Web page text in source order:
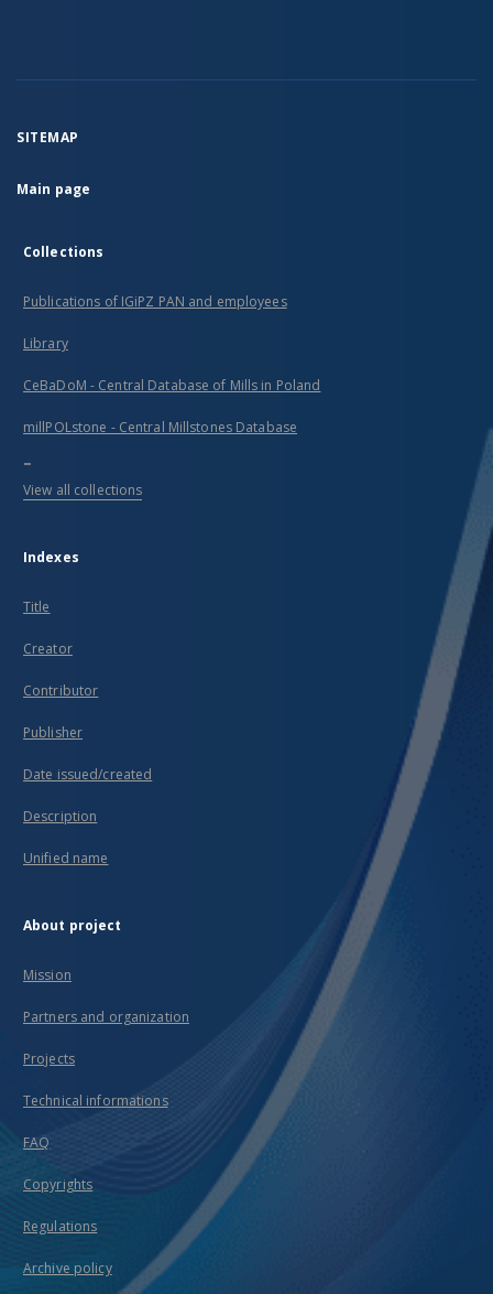
SITEMAP
Main page
Collections
Publications of IGiPZ PAN and employees
Library
CeBaDoM - Central Database of Mills in Poland
millPOLstone - Central Millstones Database
...
View all collections
Indexes
Title
Creator
Contributor
Publisher
Date issued/created
Description
Unified name
About project
Mission
Partners and organization
Projects
Technical informations
FAQ
Copyrights
Regulations
Archive policy